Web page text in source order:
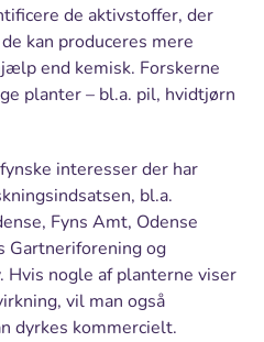
de aktivstoffer, der
kan produceres mere
end kemisk. Forskerne
planter – bl.a. pil, hvidtjørn
interesser der har
bl.a.
Fyns Amt, Odense
Gartneriforening og
Hvis nogle af planterne viser
vil man også
dyrkes kommercielt.